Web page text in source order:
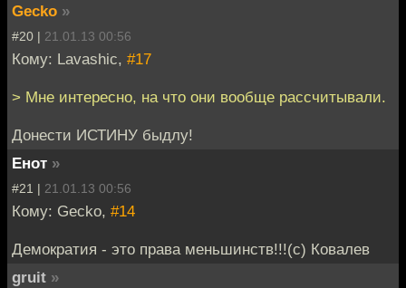
Gecko »
#20 | 21.01.13 00:56
Кому: Lavashic, #17
> Мне интересно, на что они вообще рассчитывали.
Донести ИСТИНУ быдлу!
Енот »
#21 | 21.01.13 00:56
Кому: Gecko, #14
Демократия - это права меньшинств!!!(с) Ковалев
gruit »